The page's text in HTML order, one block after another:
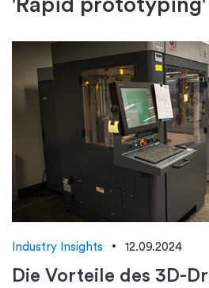
'Rapid prototyping'
Industry Insights 12.09.2024
Die Vorteile des 3D-